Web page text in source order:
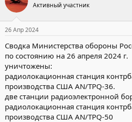
Активный участник
26 Апр 2024
Сводка Министерства обороны
по состоянию на 26 апреля 2024 г.
уничтожены:
радиолокационная станция
производства США AN/TPQ-36.
две станции радиоэлектронной
радиолокационная станция
производства США AN/TPQ-50